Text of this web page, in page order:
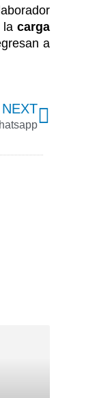
lacarga
a
NEXTNext